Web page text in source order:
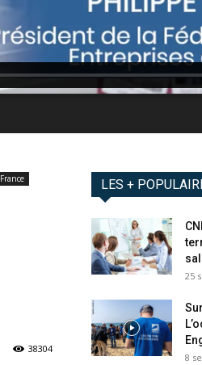
France
38304
LES +
25
8